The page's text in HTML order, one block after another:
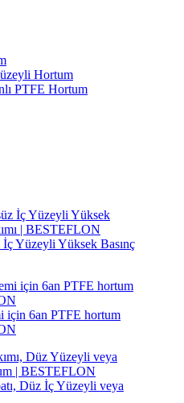
Hortum
PTFE Hortum
Yüzeyli Yüksek Basınç
için 6an PTFE hortum
Düz İç Yüzeyli veya